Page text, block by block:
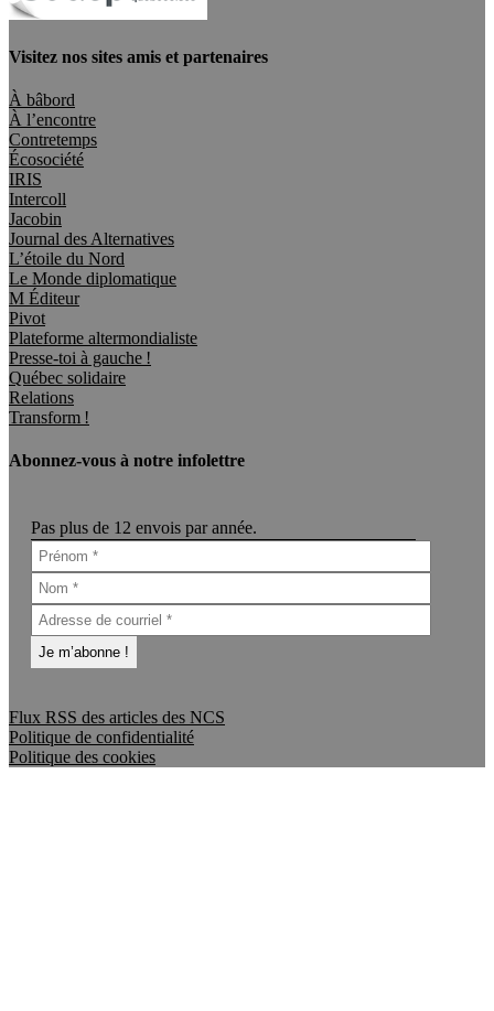
Visitez nos sites amis et partenaires
À bâbord
À l’encontre
Contretemps
Écosociété
IRIS
Intercoll
Jacobin
Journal des Alternatives
L’étoile du Nord
Le Monde diplomatique
M Éditeur
Pivot
Plateforme altermondialiste
Presse-toi à gauche !
Québec solidaire
Relations
Transform !
Abonnez-vous à notre infolettre
Pas plus de 12 envois par année.
Flux RSS des articles des NCS
Politique de confidentialité
Politique des cookies